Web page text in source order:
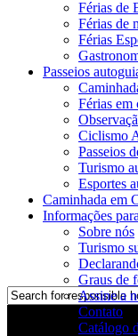
Férias de
Férias de
Férias
Passeios
Férias em
Ciclismo
Passeios
Turismo
Esportes
Caminhada em
Informações
Sobre nós
Turismo
Graus de
Assine a
Contato
Catálogo